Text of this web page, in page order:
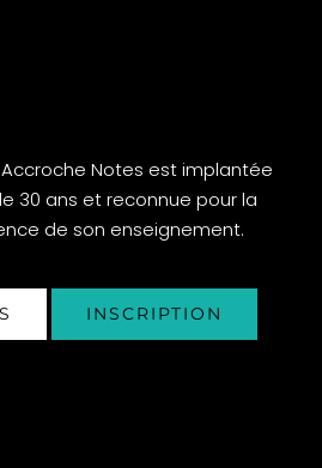
Notes est implantée
30 ans et reconnue pour la
de son enseignement.
INSCRIPTION